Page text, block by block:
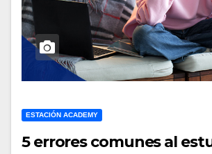
ESTACIÓN ACADEMY
5 errores comunes al